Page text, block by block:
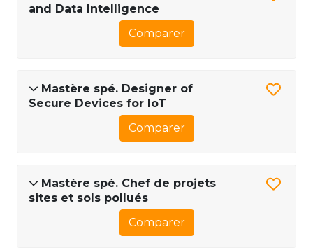
and Data Intelligence
Comparer
Mastère spé. Designer of
Secure Devices for IoT
Comparer
Mastère spé. Chef de projets
sites et sols pollués
Comparer